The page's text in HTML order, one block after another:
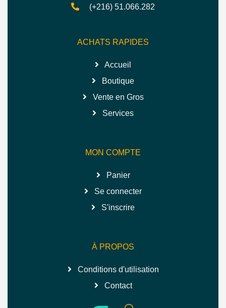
(+216) 51.066.282
ACHATS RAPIDES
Accueil
Boutique
Vente en Gros
Services
MON COMPTE
Panier
Se connecter
S'inscrire
À PROPOS
Conditions d'utilisation
Contact